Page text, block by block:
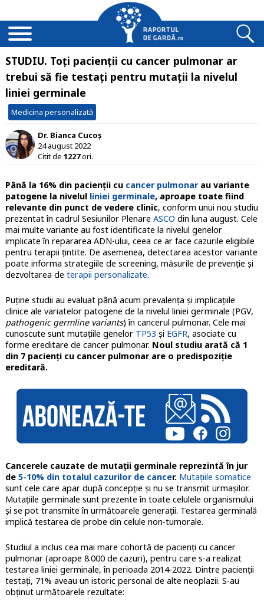
STUDIU. Toți pacienții cu cancer pulmonar ar
trebui să fie testați pentru mutații la nivelul
liniei germinale
Medicina personalizată
Dr. Bianca Cucoș
24 august 2022
Citit de 1227ori.
Până la 16% din pacienții cu cancer pulmonarau variante
patogene la nivelul liniei germinale, aproape toate fiind
relevante din punct de vedere clinic, conform unui nou studiu
prezentat în cadrul Sesiunilor Plenare ASCO din luna august. Cele
mai multe variante au fost identificate la nivelul genelor
implicate în repararea ADN-ului, ceea ce ar face cazurile eligibile
pentru terapii țintite. De asemenea, detectarea acestor variante
poate informa strategiile de screening, măsurile de prevenție și
dezvoltarea de terapii personalizate.
Puține studii au evaluat până acum prevalența și implicațiile
clinice ale variatelor patogene de la nivelul liniei germinale (PGV,
pathogenic germline variants) în cancerul pulmonar. Cele mai
cunoscute sunt mutațiile genelor TP53 și EGFR, asociate cu
forme ereditare de cancer pulmonar. Noul studiu arată că 1
din 7 pacienți cu cancer pulmonar are o predispoziție
ereditară.
Cancerele cauzate de mutații germinale reprezintă în jur
de 5-10% din totalul cazurilor de cancer. Mutațiile somatice
sunt cele care apar după concepție și nu se transmit urmașilor.
Mutațiile germinale sunt prezente în toate celulele organismului
și se pot transmite în următoarele generații. Testarea germinală
implică testarea de probe din celule non-tumorale.
Studiul a inclus cea mai mare cohortă de pacienți cu cancer
pulmonar (aproape 8.000 de cazuri), pentru care s-a realizat
testarea liniei germinale, în perioada 2014-2022. Dintre pacienții
testați, 71% aveau un istoric personal de alte neoplazii. S-au
obținut următoarele rezultate: